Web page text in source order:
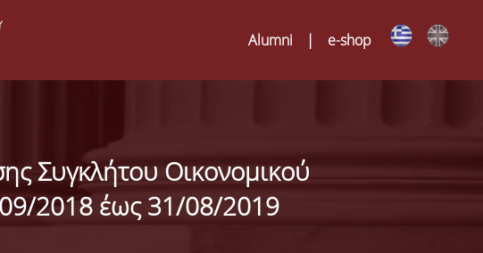
Alumni | e-shop
Συγκλήτου Οικονομικού
2018 έως 31/08/2019